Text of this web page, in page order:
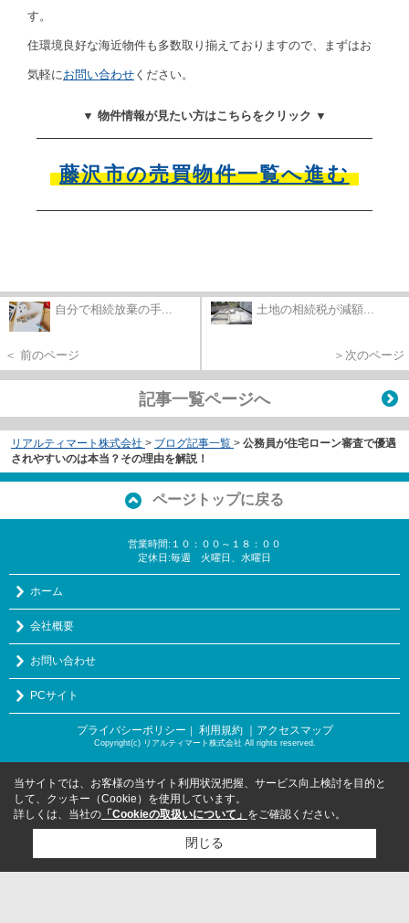
す。
住環境良好な海近物件も多数取り揃えておりますので、まずはお
気軽に お問い合わせ ください。
▼ 物件情報が見たい方はこちらをクリック ▼
藤沢市の売買物件一覧へ進む
自分で相続放棄の手...
＜ 前のページ
土地の相続税が減額...
＞次のページ
記事一覧ページへ
リアルティマート株式会社 > ブログ記事一覧 > 公務員が住宅ローン審査で優遇
されやすいのは本当？その理由を解説！
ページトップに戻る
営業時間:１０：００～１８：００
定休日:毎週 火曜日、水曜日
ホーム
会社概要
お問い合わせ
PCサイト
プライバシーポリシー ｜ 利用規約 ｜アクセスマップ
Copyright(c) リアルティマート株式会社 All rights reserved.
当サイトでは、お客様の当サイト利用状況把握、サービス向上検討を目的と
して、クッキー（Cookie）を使用しています。
詳しくは、当社の 「Cookieの取扱いについて」 をご確認ください。
閉じる